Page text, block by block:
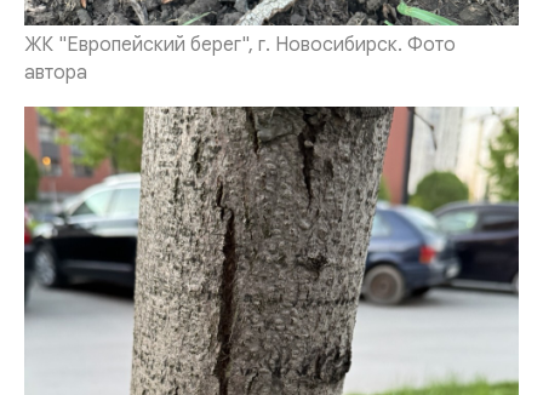
ЖК "Европейский берег", г. Новосибирск. Фото
автора